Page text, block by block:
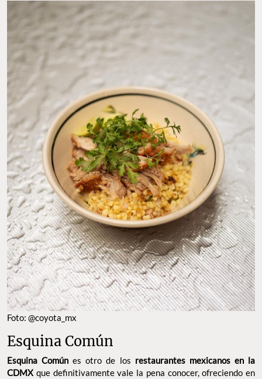
Foto: @coyota_mx
Esquina Común
Esquina Comúnes otro de los restaurantes mexicanos en la
CDMX que definitivamente vale la pena conocer, ofreciendo en